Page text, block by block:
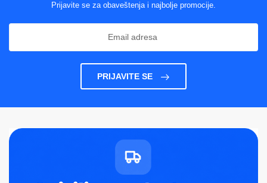
Prijavite se za obaveštenja i najbolje promocije.
PRIJAVITE SE